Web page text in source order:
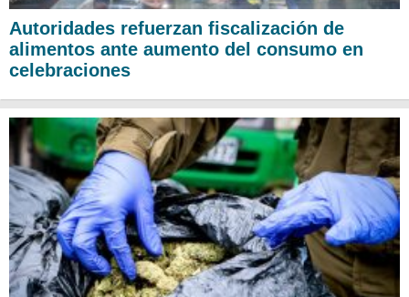
Autoridades refuerzan fiscalización de
alimentos ante aumento del consumo en
celebraciones